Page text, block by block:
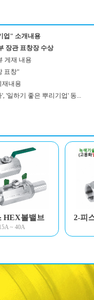
업" 소개내용
장관 표창장 수상
게재 내용
표창"
재내용
'일하기 좋은 뿌리기업' 동...
HEX볼밸브
~ 40A
2-피